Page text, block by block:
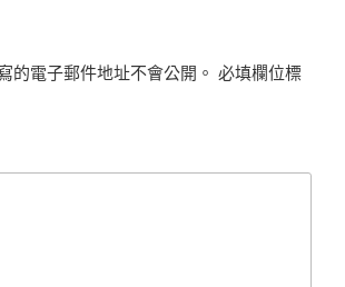
的電子郵件地址不會公開。 必填欄位標